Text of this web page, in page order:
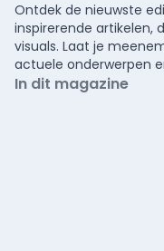
Ontdek de nieuwste
inspirerende artikelen,
visuals. Laat je
actuele onderwerpen
In dit magazine